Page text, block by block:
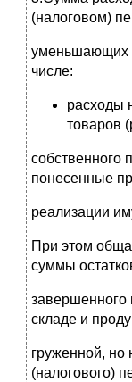
(налоговом)
уменьшающих
числе:
расходы
товаров
собственного
понесенные
реализации
При этом
суммы
завершенного
складе и
груженной, но
(налогового)